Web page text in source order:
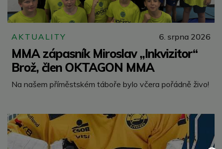
AKTUALITY 6. srpna 2026
MMA zápasník Miroslav „Inkvizitor“
Brož, člen OKTAGON MMA
Na našem příměstském táboře bylo včera pořádně živo!